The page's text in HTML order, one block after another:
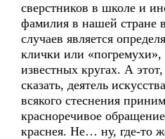
сверстников в школе и
фамилия в нашей стране
случаев является
клички или «погремухи»,
известных кругах. А
сказать, деятель
всякого стеснения
красноречивое
краснея. Не… ну, где-то